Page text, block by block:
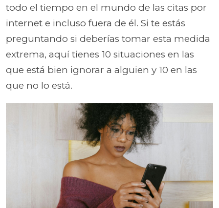
todo el tiempo en el mundo de las citas por
internet e incluso fuera de él. Si te estás
preguntando si deberías tomar esta medida
extrema, aquí tienes 10 situaciones en las
que está bien ignorar a alguien y 10 en las
que no lo está.